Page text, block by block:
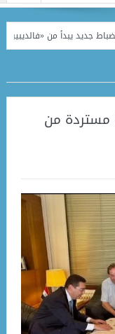
يبدأ من «فالديبيباس»
مستردة من